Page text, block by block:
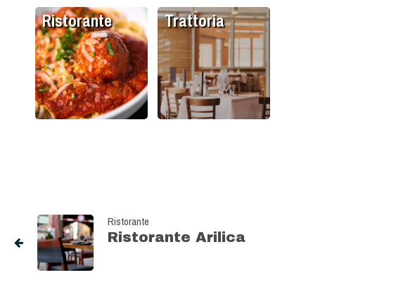
Ristorante Trattoria
Ristorante
Ristorante Arilica